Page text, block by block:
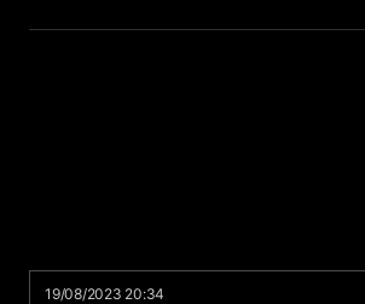
19/08/2023 20:34